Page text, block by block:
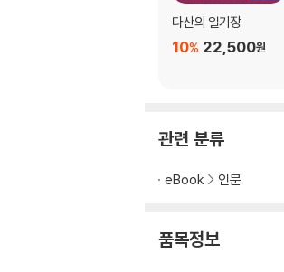
《칠극편》 서문_ 진량채
《서성칠편》 서문_ 팽단오
《칠극》 서문_ 조우변
《칠극진훈》 재판 서문
《서성칠편》 발문_ 번정우
해제 _ 천국으로 가는 사
찾아보기
다산의 일기장
22,500원
10%
관련 분류
eBook 인문
품목정보